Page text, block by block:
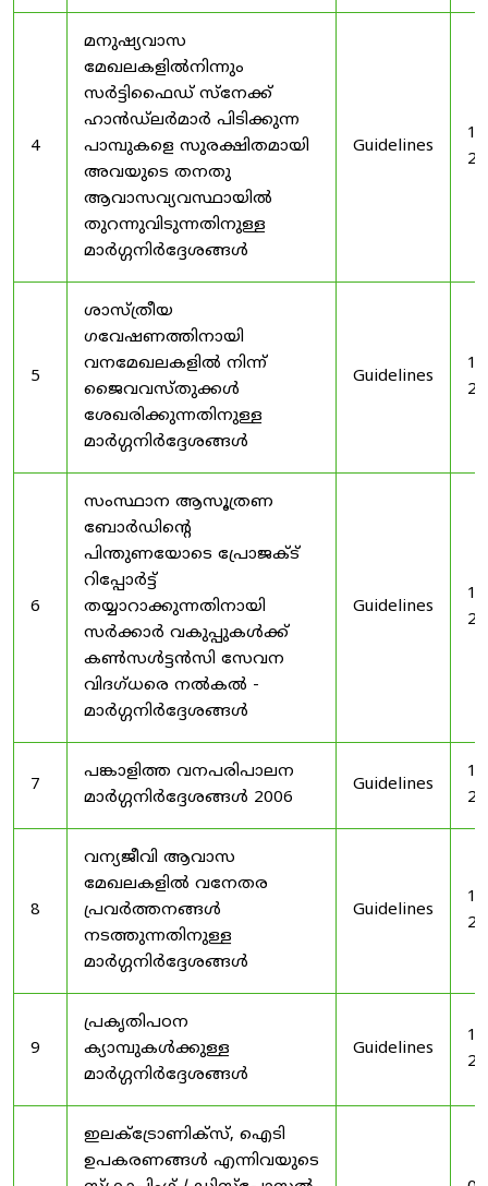
4
മനുഷ്യവാസ
മേഖലകളിൽനിന്നും
സർട്ടിഫൈഡ് സ്നേക്ക്
ഹാൻഡ്‌ലർമാർ പിടിക്കുന്ന
പാമ്പുകളെ സുരക്ഷിതമായി
അവയുടെ തനതു
ആവാസവ്യവസ്ഥായിൽ
തുറന്നുവിടുന്നതിനുള്ള
മാർഗ്ഗനിർദ്ദേശങ്ങൾ
Guidelines
5
ശാസ്ത്രീയ
ഗവേഷണത്തിനായി
വനമേഖലകളിൽ നിന്ന്
ജൈവവസ്തുക്കൾ
ശേഖരിക്കുന്നതിനുള്ള
മാർഗ്ഗനിർദ്ദേശങ്ങൾ
Guidelines
6
സംസ്ഥാന ആസൂത്രണ
ബോർഡിൻ്റെ
പിന്തുണയോടെ പ്രോജക്ട്
റിപ്പോർട്ട്
തയ്യാറാക്കുന്നതിനായി
സർക്കാർ വകുപ്പുകൾക്ക്
കൺസൾട്ടൻസി സേവന
വിദഗ്ധരെ നൽകൽ -
മാർഗ്ഗനിർദ്ദേശങ്ങൾ
Guidelines
7
പങ്കാളിത്ത വനപരിപാലന
മാർഗ്ഗനിർദ്ദേശങ്ങൾ 2006
Guidelines
8
വന്യജീവി ആവാസ
മേഖലകളിൽ വനേതര
പ്രവർത്തനങ്ങൾ
നടത്തുന്നതിനുള്ള
മാർഗ്ഗനിർദ്ദേശങ്ങൾ
Guidelines
9
പ്രകൃതിപഠന
ക്യാമ്പുകൾക്കുള്ള
മാർഗ്ഗനിർദ്ദേശങ്ങൾ
Guidelines
ഇലക്‌ട്രോണിക്‌സ്, ഐടി
ഉപകരണങ്ങൾ എന്നിവയുടെ